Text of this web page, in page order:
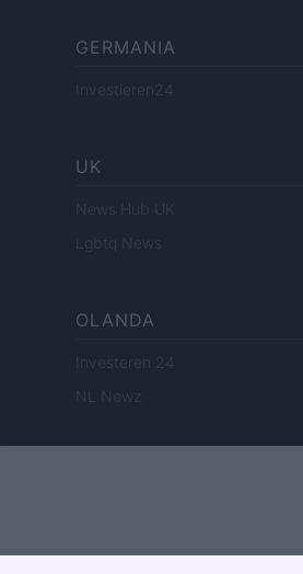
GERMANIA
Investieren24
UK
News Hub UK
Lgbtq News
OLANDA
Investeren 24
NL Newz